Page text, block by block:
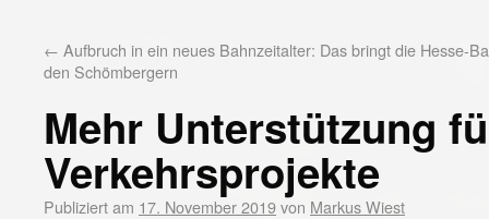
← Aufbruch in ein neues Bahnzeitalter: Das bringt die Hesse-
den Schömbergern
Mehr Unterstützung
Verkehrsprojekte
Publiziert am 17. November 2019von Markus Wiest